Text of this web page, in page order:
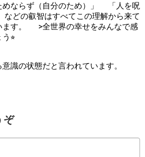
めならず（自分のため）」 「人を呪
どの叡智はすべてこの理解から来て
ます。 >全世界の幸せをみんなで感
⭐︎
識の状態だと言われています。
ぞ